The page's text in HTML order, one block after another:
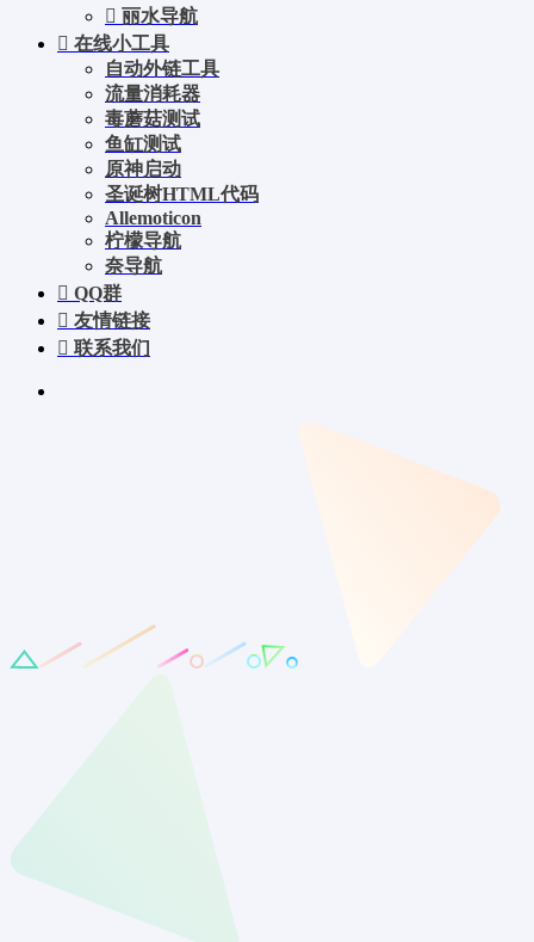
丽水导航
在线小工具
自动外链工具
流量消耗器
毒蘑菇测试
鱼缸测试
原神启动
圣诞树HTML代码
Allemoticon
柠檬导航
奈导航
QQ群
友情链接
联系我们